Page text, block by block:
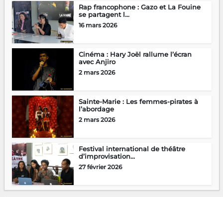
Rap francophone : Gazo et La Fouine
se partagent l...
16 mars 2026
Cinéma : Hary Joël rallume l’écran
avec Anjiro
2 mars 2026
Sainte-Marie : Les femmes-pirates à
l’abordage
2 mars 2026
Festival international de théâtre
d’improvisation...
27 février 2026